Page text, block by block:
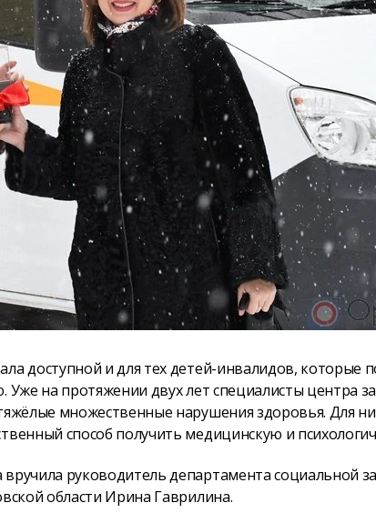
доступной и для тех детей-инвалидов, которые
на протяжении двух лет специалисты центра
множественные нарушения здоровья. Для
способ получить медицинскую и
руководитель департамента социальной
области Ирина Гаврилина.